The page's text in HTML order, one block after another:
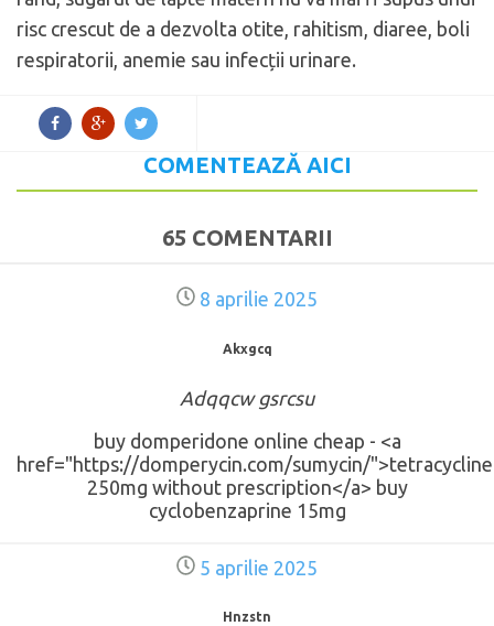
risc crescut de a dezvolta otite, rahitism, diaree, boli
respiratorii, anemie sau infecții urinare.
COMENTEAZĂ AICI
65 COMENTARII
8 aprilie 2025
Akxgcq
Adqqcw gsrcsu
buy domperidone online cheap - <a
href="https://domperycin.com/sumycin/">tetracycline
250mg without prescription</a> buy
cyclobenzaprine 15mg
5 aprilie 2025
Hnzstn